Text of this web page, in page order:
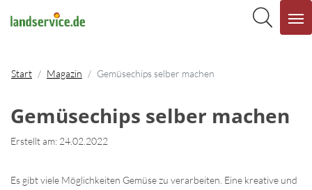
Start Magazin Gemüsechips selber machen
Gemüsechips selber machen
Erstellt am: 24.02.2022
Es gibt viele Möglichkeiten Gemüse zu verarbeiten. Eine kreative und